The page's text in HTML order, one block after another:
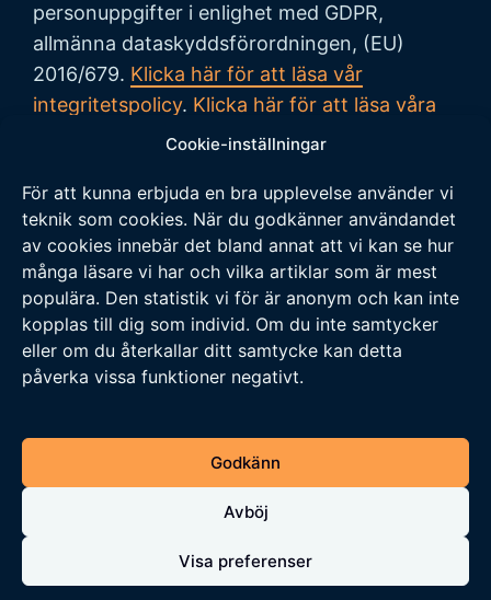
Cookie-inställningar
För att kunna erbjuda en bra upplevelse använder vi
teknik som cookies. När du godkänner användandet
av cookies innebär det bland annat att vi kan se hur
många läsare vi har och vilka artiklar som är mest
populära. Den statistik vi för är anonym och kan inte
kopplas till dig som individ. Om du inte samtycker
eller om du återkallar ditt samtycke kan detta
påverka vissa funktioner negativt.
Godkänn
Avböj
Visa preferenser
personuppgifter i enlighet med GDPR,
allmänna dataskyddsförordningen, (EU)
2016/679. Klicka här för att läsa vår
integritetspolicy. Klicka här för att läsa våra
allmänna villkor vid köp.
Tipsa oss
Vi tar tacksamt emot tips på nyheter och
händelser som vi borde skriva om. Skicka ditt
tips till följande adress:
tipsa@veckansnyheter.se
https://umebladet.se
https://arbetarpartiet.se
© 2026 Veckans Nyheter